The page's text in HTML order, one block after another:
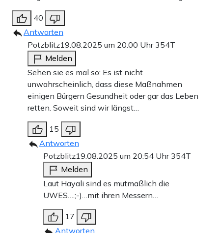
40
Antworten
Potzblitz19.08.2025 um 20:00 Uhr354T
Melden
Sehen sie es mal so: Es ist nicht
unwahrscheinlich, dass diese Maßnahmen
einigen Bürgern Gesundheit oder gar das Leben
retten. Soweit sind wir längst…
15
Antworten
Potzblitz19.08.2025 um 20:54 Uhr354T
Melden
Laut Hayali sind es mutmaßlich die
UWES….;-)…mit ihren Messern…
17
Antworten